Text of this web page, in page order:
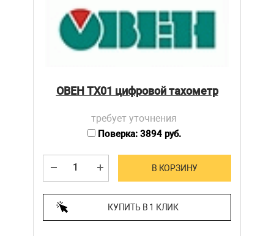
ОВЕН ТХ01 цифровой тахометр
требует уточнения
Поверка: 3894 руб.
В КОРЗИНУ
КУПИТЬ В 1 КЛИК